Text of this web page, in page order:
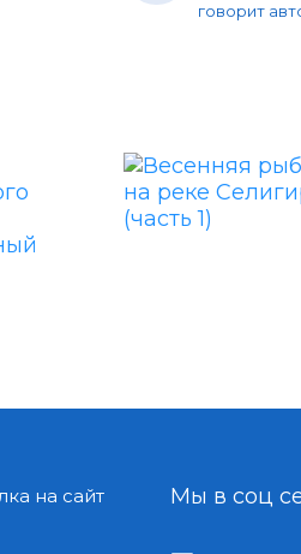
говорит
на сайт
Мы в соц